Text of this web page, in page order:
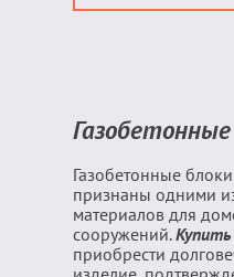
Газобетонные
признаны одними
материалов для
сооружений.Купить
приобрести